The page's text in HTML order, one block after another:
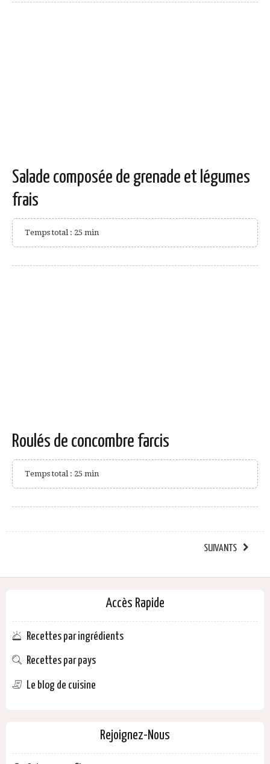
Salade composée de grenade et légumes
frais
Temps total : 25 min
Roulés de concombre farcis
Temps total : 25 min
SUIVANTS
Accès Rapide
Recettes par ingrédients
Recettes par pays
Le blog de cuisine
Rejoignez-Nous